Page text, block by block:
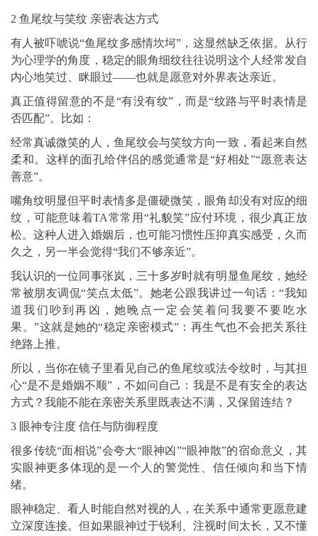
2 鱼尾纹与笑纹 亲密表达方式
有人被吓唬说“鱼尾纹多感情坎坷”，这显然缺乏依据。从行
为心理学的角度，稳定的眼角细纹往往说明这个人经常发自
内心地笑过、眯眼过——也就是愿意对外界表达亲近。
真正值得留意的不是“有没有纹”，而是“纹路与平时表情是
否匹配”。比如：
经常真诚微笑的人，鱼尾纹会与笑纹方向一致，看起来自然
柔和。这样的面孔给伴侣的感觉通常是“好相处”“愿意表达
善意”。
嘴角纹明显但平时表情多是僵硬微笑，眼角却没有对应的细
纹，可能意味着TA常常用“礼貌笑”应付环境，很少真正放
松。这种人进入婚姻后，也可能习惯性压抑真实感受，久而
久之，另一半会觉得“我们不够亲近”。
我认识的一位同事张岚，三十多岁时就有明显鱼尾纹，她经
常被朋友调侃“笑点太低”。她老公跟我讲过一句话：“我知
道我们吵到再凶，她晚点一定会笑着问我要不要吃水
果。”这就是她的“稳定亲密模式”：再生气也不会把关系往
绝路上推。
所以，当你在镜子里看见自己的鱼尾纹或法令纹时，与其担
心“是不是婚姻不顺”，不如问自己：我是不是有安全的表达
方式？我能不能在亲密关系里既表达不满，又保留连结？
3 眼神专注度 信任与防御程度
很多传统“面相说”会夸大“眼神凶”“眼神散”的宿命意义，其
实眼神更多体现的是一个人的警觉性、信任倾向和当下情
绪。
眼神稳定、看人时能自然对视的人，在关系中通常更愿意建
立深度连接。但如果眼神过于锐利、注视时间太长，又不懂